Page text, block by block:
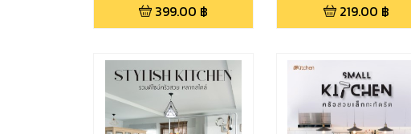
399.00 ฿ 219.00 ฿